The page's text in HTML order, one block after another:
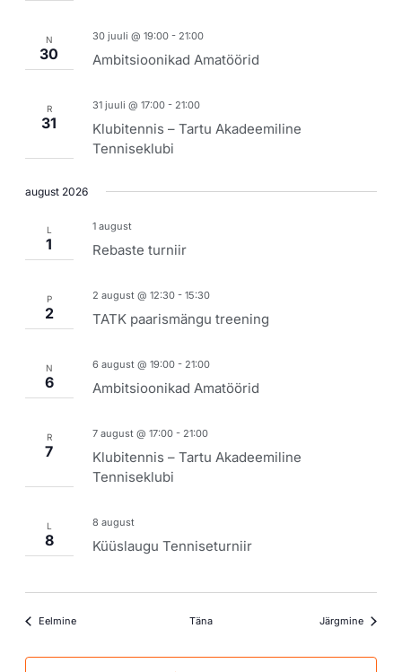
N
30 Ambitsioonikad Amatöörid
30 juuli @ 19:00- 21:00
R
31
Klubitennis – Tartu Akadeemiline
Tenniseklubi
31 juuli @ 17:00- 21:00
august 2026
L
1 Rebaste turniir
1 august
P
2 TATK paarismängu treening
2 august @ 12:30- 15:30
N
6 Ambitsioonikad Amatöörid
6 august @ 19:00- 21:00
R
7
Klubitennis – Tartu Akadeemiline
Tenniseklubi
7 august @ 17:00- 21:00
L
8 Küüslaugu Tenniseturniir
8 august
EelmineSündmused Täna Järgmine